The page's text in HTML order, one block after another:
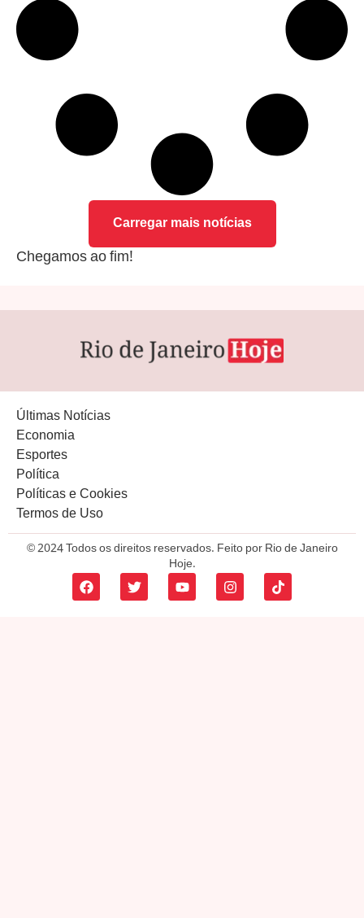
Carregar mais notícias
Chegamos ao fim!
Últimas Notícias
Economia
Esportes
Política
Políticas e Cookies
Termos de Uso
© 2024 Todos os direitos reservados. Feito por Rio de Janeiro
Hoje.